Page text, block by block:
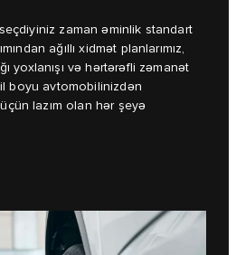
zaman əminlik standart
ağıllı xidmət planlarımız,
yoxlanışı və hərtərəfli zəmanət
boyu avtomobilinizdən
lazım olan hər şeyə